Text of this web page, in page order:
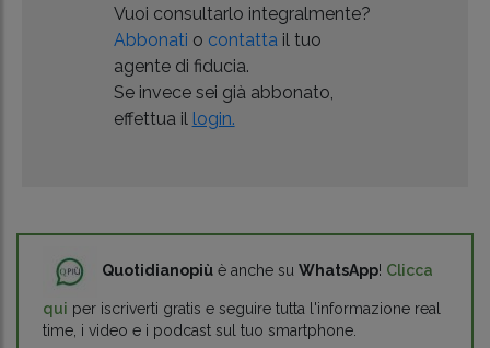
Vuoi consultarlo integralmente?
Abbonati o contattail tuo
agente di fiducia.
Se invece sei già abbonato,
effettua il login.
Quotidianopiù è anche su WhatsApp! Clicca
qui per iscriverti gratis e seguire tutta l'informazione real
time, i video e i podcast sul tuo smartphone.